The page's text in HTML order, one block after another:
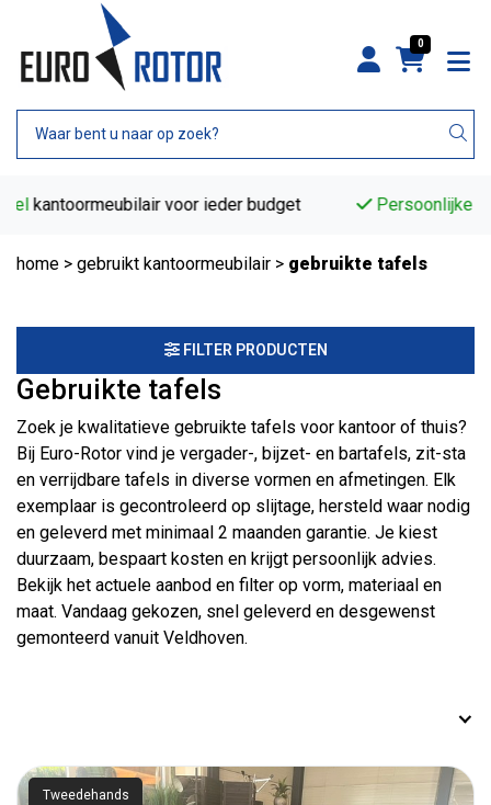
0
PersoonlijkeAandacht voor jouw kantoorinrichting
home > gebruikt kantoormeubilair > gebruikte tafels
FILTER PRODUCTEN
Gebruikte tafels
Zoek je kwalitatieve gebruikte tafels voor kantoor of thuis?
Bij Euro-Rotor vind je vergader-, bijzet- en bartafels, zit-sta
en verrijdbare tafels in diverse vormen en afmetingen. Elk
exemplaar is gecontroleerd op slijtage, hersteld waar nodig
en geleverd met minimaal 2 maanden garantie. Je kiest
duurzaam, bespaart kosten en krijgt persoonlijk advies.
Bekijk het actuele aanbod en filter op vorm, materiaal en
maat. Vandaag gekozen, snel geleverd en desgewenst
gemonteerd vanuit Veldhoven.
Tweedehands